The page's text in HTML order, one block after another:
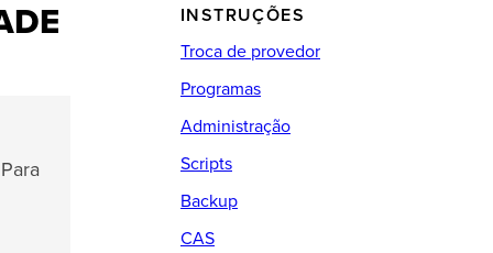
INSTRUÇÕES
Troca de provedor
Programas
Administração
Scripts
Backup
CAS